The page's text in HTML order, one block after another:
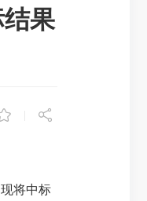
果

现将中标